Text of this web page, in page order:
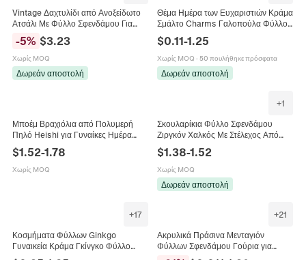
Vintage Δαχτυλίδι από Ανοξείδωτο
Ατσάλι Με Φύλλο Σφενδάμου Για
Style Ασημί Χρώμα Κοσμήματα
-5% $3.23
Χωρίς MOQ
Δωρεάν αποστολή
Θέμα Ημέρα των Ευχαριστιών Κράμα
Σμάλτο Charms Γαλοπούλα Φύλλο
Μενταγιόν Για DIY Βραχιόλι Κολιέ
Κοσμήματα
$0.11-1.25
Χωρίς MOQ · 50 πουλήθηκε πρόσφατα
Δωρεάν αποστολή
Μποέμ Βραχιόλια από Πολυμερή
Πηλό Heishi για Γυναίκες Ημέρα
Ευχαριστιών Αλφάβητο Κολοκύθα
Φύλλο Σφενδάμου Κοσμήματα
$1.52-1.78
Χωρίς MOQ
+1
Σκουλαρίκια Φύλλο Σφενδάμου
Ζιργκόν Χαλκός Με Στέλεχος Από
Ατσάλι Τιτανίου Βιδωτό Κούμπωμα
Vintage Helix Κόσμημα
$1.38-1.52
Χωρίς MOQ
Δωρεάν αποστολή
+17
Κοσμήματα Φύλλων Ginkgo
Γυναικεία Κράμα Γκίνγκο Φύλλο
Σφενδάμου Κολιέ Σκουλαρίκια
+21
Ακρυλικά Πράσινα Μενταγιόν
Φύλλων Σφενδάμου Γούρια για
Κατασκευή Κοσμημάτων DIY